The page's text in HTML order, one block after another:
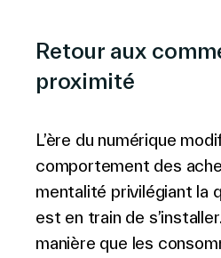
Retour aux
proximité
L’ère du numérique
comportement des
mentalité privilégiant la
est en train de
manière que les